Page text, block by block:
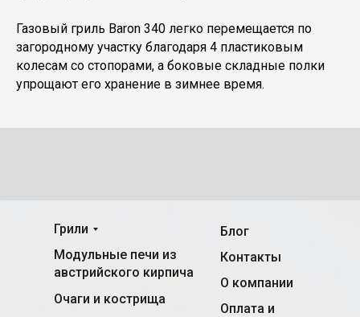
Газовый гриль Baron 340 легко перемещается по
загородному участку благодаря 4 пластиковым
колесам со стопорами, а боковые складные полки
упрощают его хранение в зимнее время.
Модульные печи из
австрийского кирпича
Очаги и кострища
Контакты
Блог
О компании
Оплата и
Грили